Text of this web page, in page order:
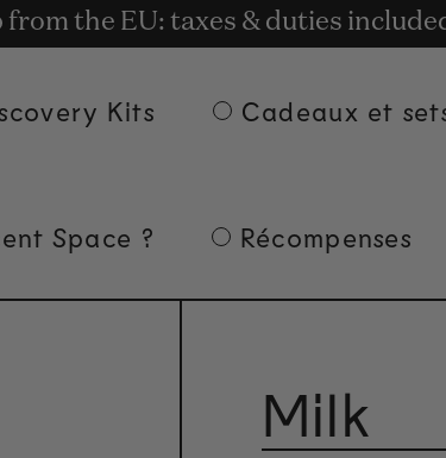
gratuite à partir de 135 € d'achat.
from the EU: taxes & duties
for shopping with
Kits Cadeaux et
Space ? Récompenses
Milk